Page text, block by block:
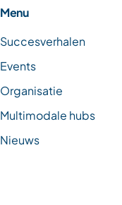
Menu
Succesverhalen
Events
Organisatie
Multimodale hubs
Nieuws